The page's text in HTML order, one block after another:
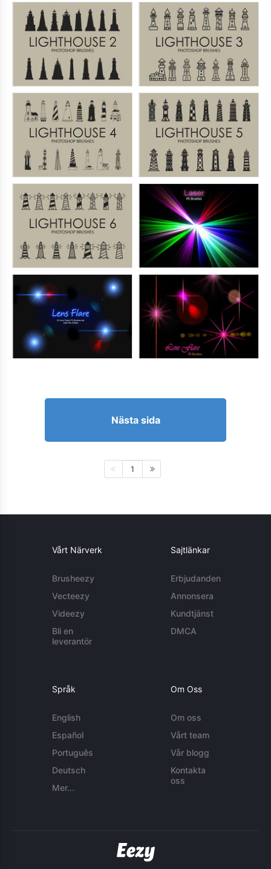
Nästa sida
1
Vårt Närverk
Brusheezy
Vecteezy
Videezy
Bli en
leverantör
Sajtlänkar
Erbjudanden
Annonsera
Kundtjänst
DMCA
Språk
English
Español
Português
Deutsch
Mer...
Om Oss
Om oss
Vårt team
Vår blogg
Kontakta
oss